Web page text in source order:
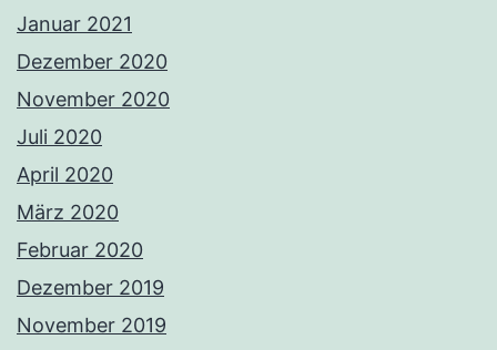
Januar 2021
Dezember 2020
November 2020
Juli 2020
April 2020
März 2020
Februar 2020
Dezember 2019
November 2019